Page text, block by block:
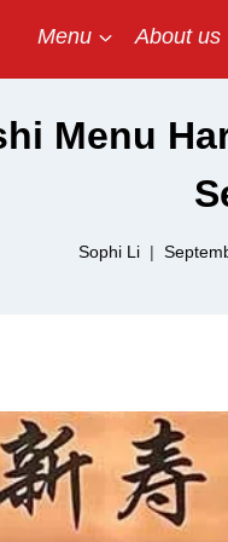
Menu About us
Menu
Sophi Li